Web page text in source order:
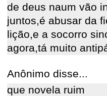
de deus naum vão
juntos,é abusar da
lição,e a socorro
agora,tá muito
Anônimo disse...
que novela ruim